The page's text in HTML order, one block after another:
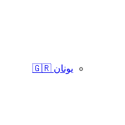
یونان 🇬🇷